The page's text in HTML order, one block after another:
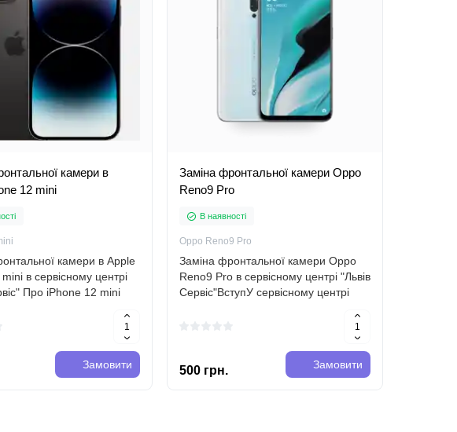
камери в
12 mini
камери в Apple
в сервісному центрі
Про iPhone 12 mini
Замовити
Заміна фронтальної камери Oppo
Reno9 Pro
В наявності
Oppo Reno9 Pro
Заміна фронтальної камери Oppo
Reno9 Pro в сервісному центрі "Львів
Сервіс"ВступУ сервісному центрі
компонентів різних мобільних при..
500 грн. Замовити